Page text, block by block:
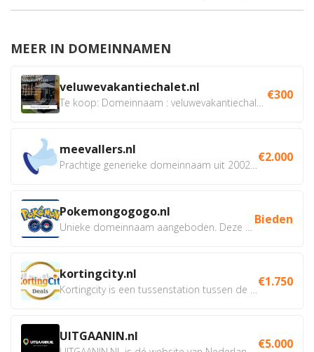
MEER IN DOMEINNAMEN
veluwevakantiechalet.nl €300
meevallers.nl €2.000
Pokemongogogo.nl Bieden
kortingcity.nl €1.750
UITGAANIN.nl €5.000